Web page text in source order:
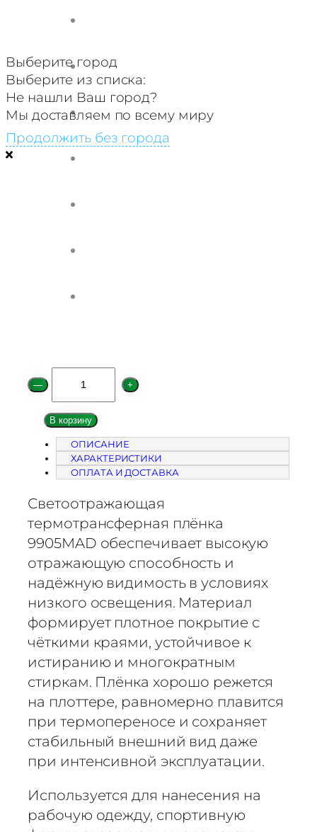
К
о
т
в
о
т
о
в
а
р
а
Т
е
м
о
т
р
н
с
— +
В корзину
ОПИСАНИЕ
ХАРАКТЕРИСТИКИ
ОПЛАТА И ДОСТАВКА
Светоотражающая
термотрансферная плёнка
9905MAD обеспечивает высокую
отражающую способность и
надёжную видимость в условиях
низкого освещения. Материал
формирует плотное покрытие с
чёткими краями, устойчивое к
истиранию и многократным
стиркам. Плёнка хорошо режется
на плоттере, равномерно плавится
при термопереносе и сохраняет
стабильный внешний вид даже
при интенсивной эксплуатации.
Используется для нанесения на
рабочую одежду, спортивную
Выберите город
Выберите из списка:
Не нашли Ваш город?
Мы доставляем по всему миру
Продолжить без города